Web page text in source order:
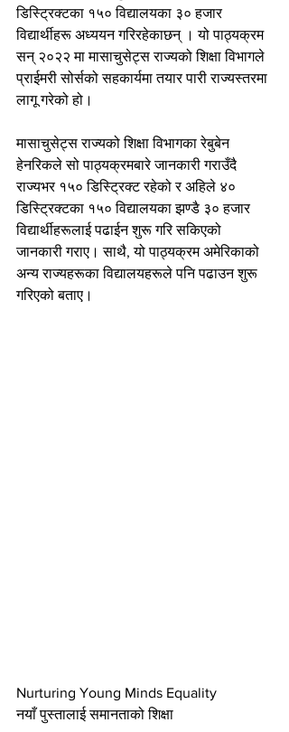
डिस्ट्रिक्टका १५० विद्यालयका ३० हजार
विद्यार्थीहरू अध्ययन गरिरहेकाछन् । यो पाठ्यक्रम
सन् २०२२ मा मासाचुसेट्स राज्यको शिक्षा विभागले
प्राईमरी सोर्सको सहकार्यमा तयार पारी राज्यस्तरमा
लागू गरेको हो।
मासाचुसेट्स राज्यको शिक्षा विभागका रेबुबेन
हेनरिकले सो पाठ्यक्रमबारे जानकारी गराउँदै
राज्यभर १५० डिस्ट्रिक्ट रहेको र अहिले ४०
डिस्ट्रिक्टका १५० विद्यालयका झण्डै ३० हजार
विद्यार्थीहरूलाई पढाईन शुरू गरि सकिएको
जानकारी गराए। साथै, यो पाठ्यक्रम अमेरिकाको
अन्य राज्यहरूका विद्यालयहरूले पनि पढाउन शुरू
गरिएको बताए।
Nurturing Young Minds Equality
नयाँ पुस्तालाई समानताको शिक्षा